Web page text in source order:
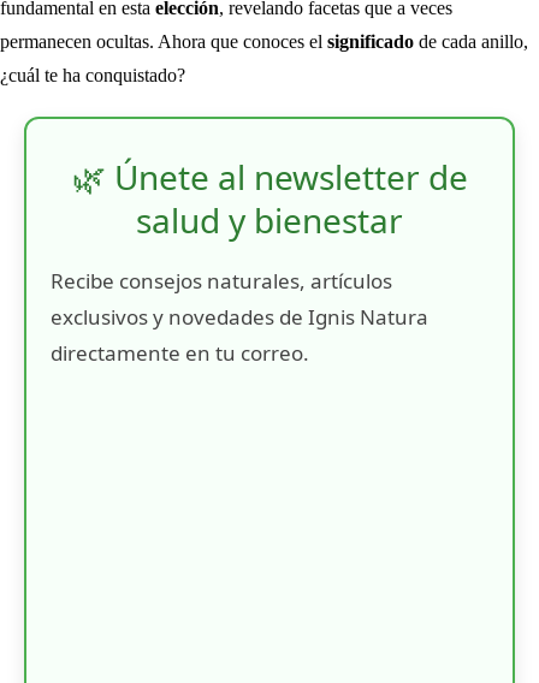
fundamental en esta elección, revelando facetas que a veces
permanecen ocultas. Ahora que conoces el significado de cada anillo,
¿cuál te ha conquistado?
🌿 Únete al newsletter de
salud y bienestar
Recibe consejos naturales, artículos
exclusivos y novedades de Ignis Natura
directamente en tu correo.